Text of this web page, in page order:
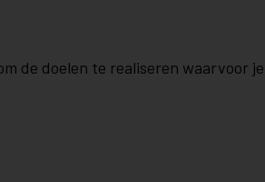
de doelen te realiseren waarvoor